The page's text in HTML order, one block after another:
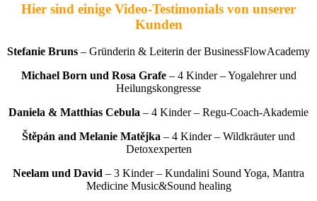
Hier sind einige Video-Testimonials von unserer
Kunden
Stefanie Bruns – Gründerin & Leiterin der BusinessFlowAcademy
Michael Born und Rosa Grafe– 4 Kinder – Yogalehrer und
Heilungskongresse
Daniela & Matthias Cebula – 4 Kinder – Regu-Coach-Akademie
Štěpán and Melanie Matějka – 4 Kinder – Wildkräuter und
Detoxexperten
Neelam und David – 3 Kinder – Kundalini Sound Yoga, Mantra
Medicine Music&Sound healing